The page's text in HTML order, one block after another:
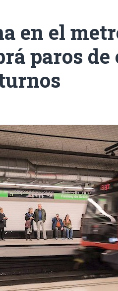
en el
paros de